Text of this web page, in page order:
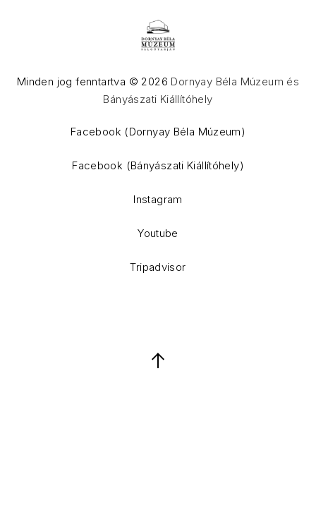
Minden jog fenntartva © 2026 Dornyay Béla Múzeum és
Bányászati Kiállítóhely
Facebook (Dornyay Béla Múzeum)
Facebook (Bányászati Kiállítóhely)
Instagram
Youtube
Tripadvisor